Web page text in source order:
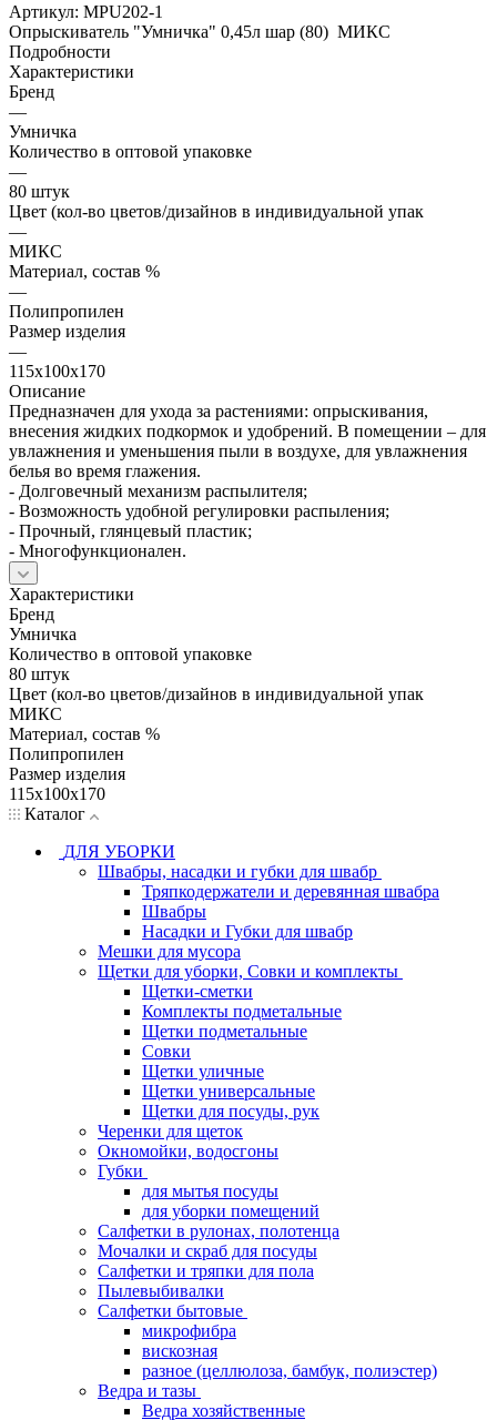
Артикул: MPU202-1
Опрыскиватель "Умничка" 0,45л шар (80) МИКС
Подробности
Характеристики
Бренд
—
Умничка
Количество в оптовой упаковке
—
80 штук
Цвет (кол-во цветов/дизайнов в индивидуальной упак
—
МИКС
Материал, состав %
—
Полипропилен
Размер изделия
—
115х100х170
Описание
Предназначен для ухода за растениями: опрыскивания,
внесения жидких подкормок и удобрений. В помещении – для
увлажнения и уменьшения пыли в воздухе, для увлажнения
белья во время глажения.
- Долговечный механизм распылителя;
- Возможность удобной регулировки распыления;
- Прочный, глянцевый пластик;
- Многофункционален.
Характеристики
Бренд
Умничка
Количество в оптовой упаковке
80 штук
Цвет (кол-во цветов/дизайнов в индивидуальной упак
МИКС
Материал, состав %
Полипропилен
Размер изделия
115х100х170
Каталог
ДЛЯ УБОРКИ
Швабры, насадки и губки для швабр
Тряпкодержатели и деревянная швабра
Швабры
Насадки и Губки для швабр
Мешки для мусора
Щетки для уборки, Совки и комплекты
Щетки-сметки
Комплекты подметальные
Щетки подметальные
Совки
Щетки уличные
Щетки универсальные
Щетки для посуды, рук
Черенки для щеток
Окномойки, водосгоны
Губки
для мытья посуды
для уборки помещений
Салфетки в рулонах, полотенца
Мочалки и скраб для посуды
Салфетки и тряпки для пола
Пылевыбивалки
Салфетки бытовые
микрофибра
вискозная
разное (целлюлоза, бамбук, полиэстер)
Ведра и тазы
Ведра хозяйственные